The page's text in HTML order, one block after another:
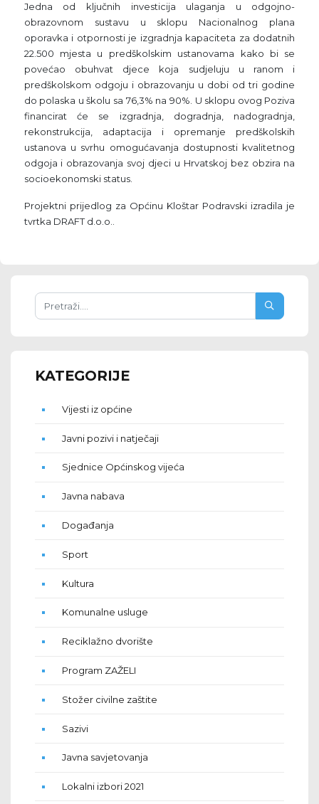
Jedna od ključnih investicija ulaganja u odgojno-
obrazovnom sustavu u sklopu Nacionalnog plana
oporavka i otpornosti je izgradnja kapaciteta za dodatnih
22.500 mjesta u predškolskim ustanovama kako bi se
povećao obuhvat djece koja sudjeluju u ranom i
predškolskom odgoju i obrazovanju u dobi od tri godine
do polaska u školu sa 76,3% na 90%. U sklopu ovog Poziva
financirat će se izgradnja, dogradnja, nadogradnja,
rekonstrukcija, adaptacija i opremanje predškolskih
ustanova u svrhu omogućavanja dostupnosti kvalitetnog
odgoja i obrazovanja svoj djeci u Hrvatskoj bez obzira na
socioekonomski status.
Projektni prijedlog za Općinu Kloštar Podravski izradila je
tvrtka DRAFT d.o.o..
KATEGORIJE
Vijesti iz općine
Javni pozivi i natječaji
Sjednice Općinskog vijeća
Javna nabava
Događanja
Sport
Kultura
Komunalne usluge
Reciklažno dvorište
Program ZAŽELI
Stožer civilne zaštite
Sazivi
Javna savjetovanja
Lokalni izbori 2021